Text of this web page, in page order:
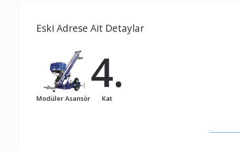
Eski Adrese Ait Detaylar
Modüler Asansör
4.
Kat